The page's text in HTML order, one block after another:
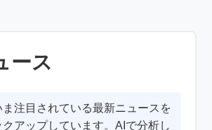
ース
ま注目されている最新ニュースを
アップしています。AIで分析し